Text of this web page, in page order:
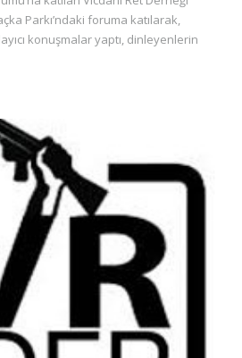
Parkı’ndaki foruma katılarak,
konuşmalar yaptı, dinleyenlerin